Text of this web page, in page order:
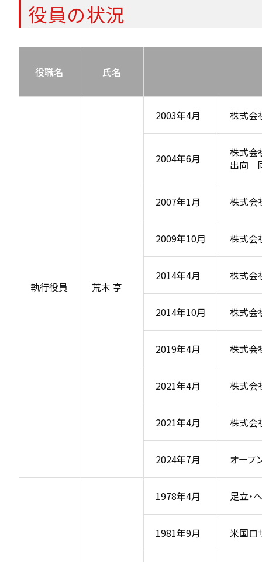
役員の状況
役職名 氏名
執行役員 荒木 亨
2003年4月 株式会
2004年6月
株式会
出向
2007年1月 株式会
2009年10月 株式会
2014年4月 株式会
2014年10月 株式会
2019年4月 株式会
2021年4月 株式会
2021年4月 株式会
2024年7月 オープ
1978年4月 足立・
1981年9月 米国ロ